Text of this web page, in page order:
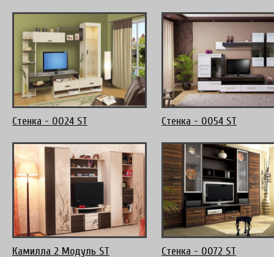
Стенка - 0024 ST Стенка - 0054 ST
Камилла 2 Модуль ST Стенка - 0072 ST